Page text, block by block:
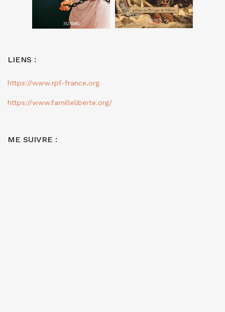
LIENS :
https://www.rpf-france.org
https://www.familleliberte.org/
ME SUIVRE :